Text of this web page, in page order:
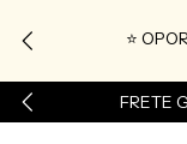
⭐
FRETE